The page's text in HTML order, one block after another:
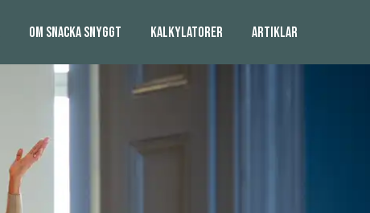
OM SNACKA SNYGGT KALKYLATORER ARTIKLAR